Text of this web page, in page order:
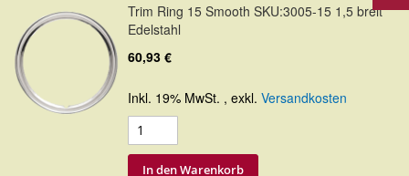
Trim Ring 15 Smooth SKU:3005-15 1,5 breit
Edelstahl
60,93 €
Inkl. 19% MwSt. , exkl. Versandkosten
In den Warenkorb